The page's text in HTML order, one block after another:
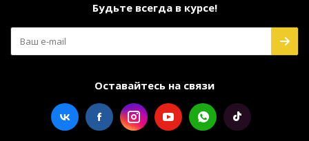
Будьте всегда в курсе!
Оставайтесь на связи